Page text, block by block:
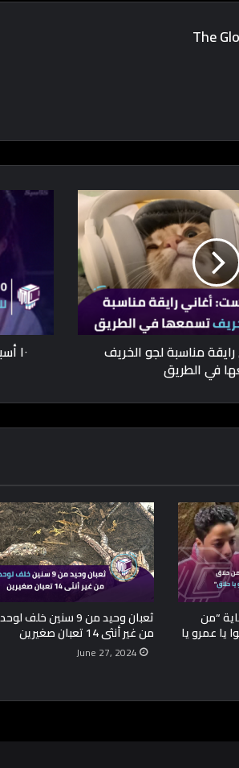
The
١٠ مناسبة لجو الخريف
في الطريق
“من
يا عمرو يا
ثعبان وحيد من 9 سنين خلف
من غير أنثى 14 تعبان صغيرين
June 27, 2024